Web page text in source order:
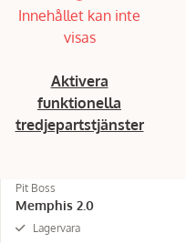
Innehållet kan inte
visas
Aktivera
funktionella
tredjepartstjänster
Pit Boss
Memphis 2.0
Lagervara